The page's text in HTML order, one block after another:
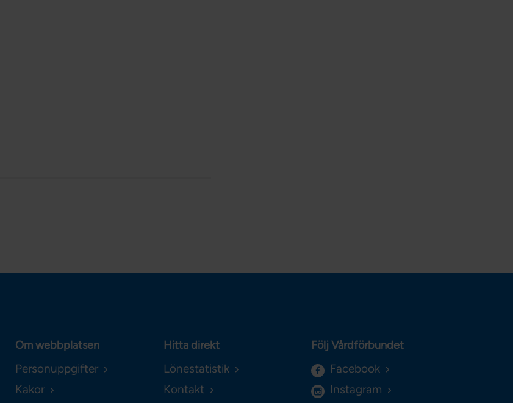
Om webbplatsen
Personuppgifter
Kakor
Hitta direkt
Lönestatistik
Kontakt
Följ Vårdförbundet
Facebook
Instagram